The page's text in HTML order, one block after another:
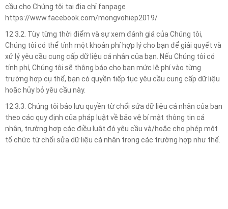
cầu cho Chúng tôi tại địa chỉ fanpage
https://www.facebook.com/mongvohiep2019/
12.3.2. Tùy từng thời điểm và sự xem đánh giá của Chúng tôi,
Chúng tôi có thể tính một khoản phí hợp lý cho bạn để giải quyết và
xử lý yêu cầu cung cấp dữ liệu cá nhân của bạn. Nếu Chúng tôi có
tính phí, Chúng tôi sẽ thông báo cho bạn mức lệ phí vào từng
trường hợp cụ thể, bạn có quyền tiếp tục yêu cầu cung cấp dữ liệu
hoặc hủy bỏ yêu cầu này.
12.3.3. Chúng tôi bảo lưu quyền từ chối sửa dữ liệu cá nhân của bạn
theo các quy định của pháp luật về bảo vệ bí mật thông tin cá
nhân, trường hợp các điều luật đó yêu cầu và/hoặc cho phép một
tổ chức từ chối sửa dữ liệu cá nhân trong các trường hợp như thế.